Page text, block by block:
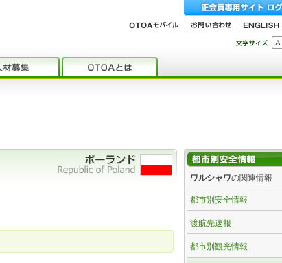
ワルシャワの関連情報
都市別安全情報
渡航先速報
都市別観光情報